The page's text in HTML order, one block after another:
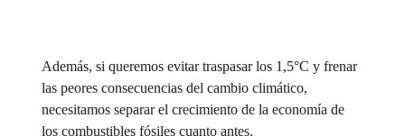
Además, si queremos evitar traspasar los 1,5°C y frenar
las peores consecuencias del cambio climático,
necesitamos separar el crecimiento de la economía de
los combustibles fósiles cuanto antes.